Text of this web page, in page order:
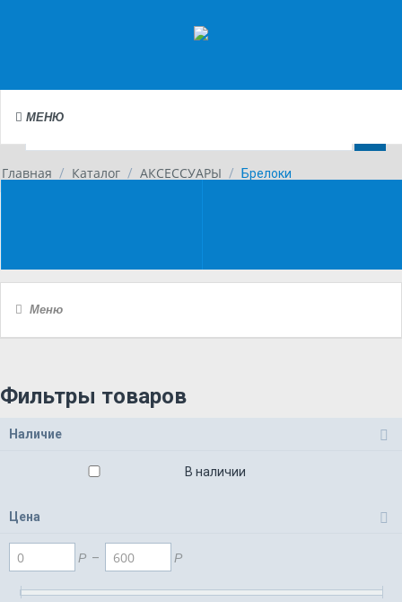
МЕНЮ
Главная / Каталог / АКСЕССУАРЫ / Брелоки
Меню
Фильтры товаров
Наличие
В наличии
Цена
Р – Р